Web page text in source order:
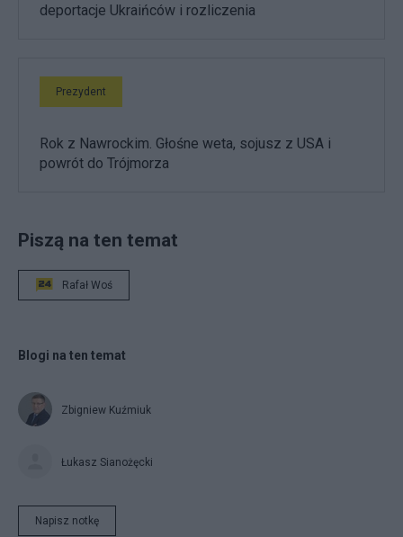
deportacje Ukraińców i rozliczenia
Prezydent
Rok z Nawrockim. Głośne weta, sojusz z USA i
powrót do Trójmorza
Piszą na ten temat
Rafał Woś
Blogi na ten temat
Zbigniew Kuźmiuk
Łukasz Sianożęcki
Napisz notkę